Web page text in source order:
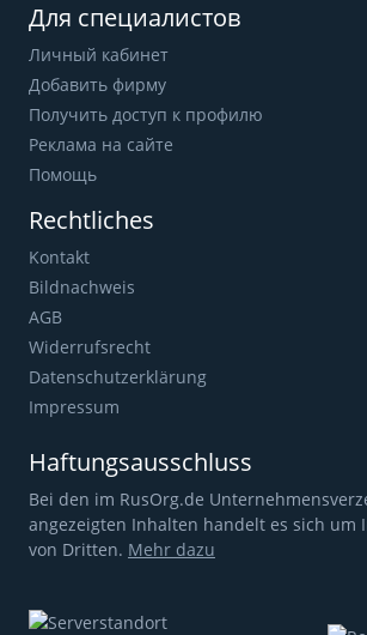
Для специалистов
Личный кабинет
Добавить фирму
Получить доступ к профилю
Реклама на сайте
Помощь
Rechtliches
Kontakt
Bildnachweis
AGB
Widerrufsrecht
Datenschutzerklärung
Impressum
Haftungsausschluss
Bei den im RusOrg.de
angezeigten Inhalten handelt es sich um
von Dritten. Mehr dazu